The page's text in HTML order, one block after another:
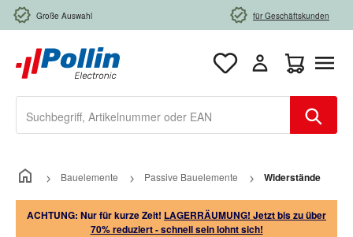
Zum Hauptinhalt springen
Große Auswahl für Geschäftskunden
Bauelemente Passive Bauelemente Widerstände
ACHTUNG: Nur für kurze Zeit! LAGERRÄUMUNG! Jetzt bis zu über
70% reduziert - schnell sein lohnt sich!